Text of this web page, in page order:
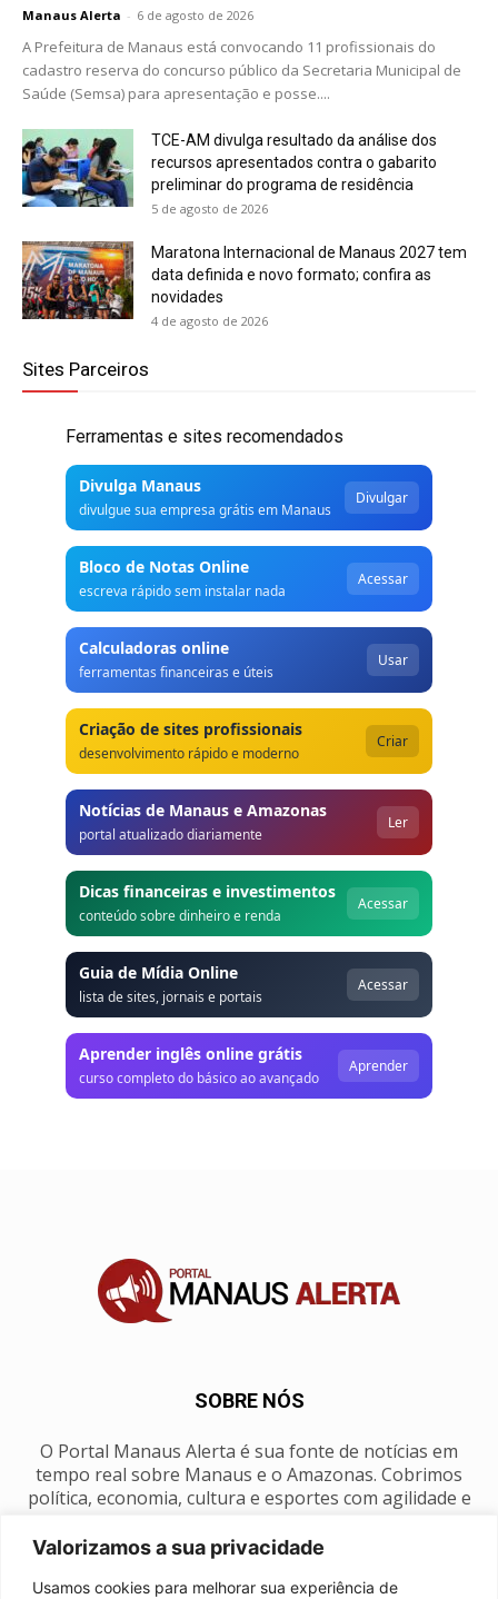
Valorizamos a sua privacidade
Usamos cookies para melhorar sua experiência de
Manaus Alerta - 6 de agosto de 2026
A Prefeitura de Manaus está convocando 11 profissionais do
cadastro reserva do concurso público da Secretaria Municipal de
Saúde (Semsa) para apresentação e posse....
TCE-AM divulga resultado da análise dos
recursos apresentados contra o gabarito
preliminar do programa de residência
5 de agosto de 2026
Maratona Internacional de Manaus 2027 tem
data definida e novo formato; confira as
novidades
4 de agosto de 2026
Sites Parceiros
Ferramentas e sites recomendados
Divulga Manaus
divulgue sua empresa grátis em Manaus
Divulgar
Bloco de Notas Online
escreva rápido sem instalar nada
Acessar
Calculadoras online
ferramentas financeiras e úteis
Usar
Criação de sites profissionais
desenvolvimento rápido e moderno
Criar
Notícias de Manaus e Amazonas
portal atualizado diariamente
Ler
Dicas financeiras e investimentos
conteúdo sobre dinheiro e renda
Acessar
Guia de Mídia Online
lista de sites, jornais e portais
Acessar
Aprender inglês online grátis
curso completo do básico ao avançado
Aprender
SOBRE NÓS
O Portal Manaus Alerta é sua fonte de notícias em
tempo real sobre Manaus e o Amazonas. Cobrimos
política, economia, cultura e esportes com agilidade e